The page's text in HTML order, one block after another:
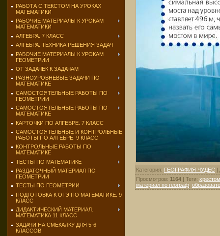
РАБОТА С ТЕКСТОМ НА УРОКАХ
МАТЕМАТИКИ
РАБОЧИЕ МАТЕРИАЛЫ К УРОКАМ
МАТЕМАТИКИ
АЛГЕБРА. 7 КЛАСС
АЛГЕБРА. ТЕХНИКА РЕШЕНИЯ ЗАДАЧ
РАБОЧИЕ МАТЕРИАЛЫ К УРОКАМ
ГЕОМЕТРИИ
ОТ ЗАДАЧЕК К ЗАДАЧАМ
РАЗНОУРОВНЕВЫЕ ЗАДАЧИ ПО
МАТЕМАТИКЕ
САМОСТОЯТЕЛЬНЫЕ РАБОТЫ ПО
ГЕОМЕТРИИ
САМОСТОЯТЕЛЬНЫЕ РАБОТЫ ПО
МАТЕМАТИКЕ
КАРТОЧКИ ПО АЛГЕБРЕ. 7 КЛАСС
САМОСТОЯТЕЛЬНЫЕ И КОНТРОЛЬНЫЕ
РАБОТЫ ПО АЛГЕБРЕ. 9 КЛАСС
КОНТРОЛЬНЫЕ РАБОТЫ ПО
МАТЕМАТИКЕ
ТЕСТЫ ПО МАТЕМАТИКЕ
РАЗДАТОЧНЫЙ МАТЕРИАЛ ПО
ГЕОМЕТРИИ
ТЕСТЫ ПО ГЕОМЕТРИИ
ПОДГОТОВКА К ОГЭ ПО МАТЕМАТИКЕ. 9
КЛАСС
ДИДАКТИЧЕСКИЙ МАТЕРИАЛ.
МАТЕМАТИКА 11 КЛАСС
ЗАДАЧИ НА СМЕКАЛКУ ДЛЯ 5-6
КЛАССОВ
Категория: ГЕОГРАФИЯ ЧУДЕС |
Просмотров: 1164 | Теги:
материал по географ